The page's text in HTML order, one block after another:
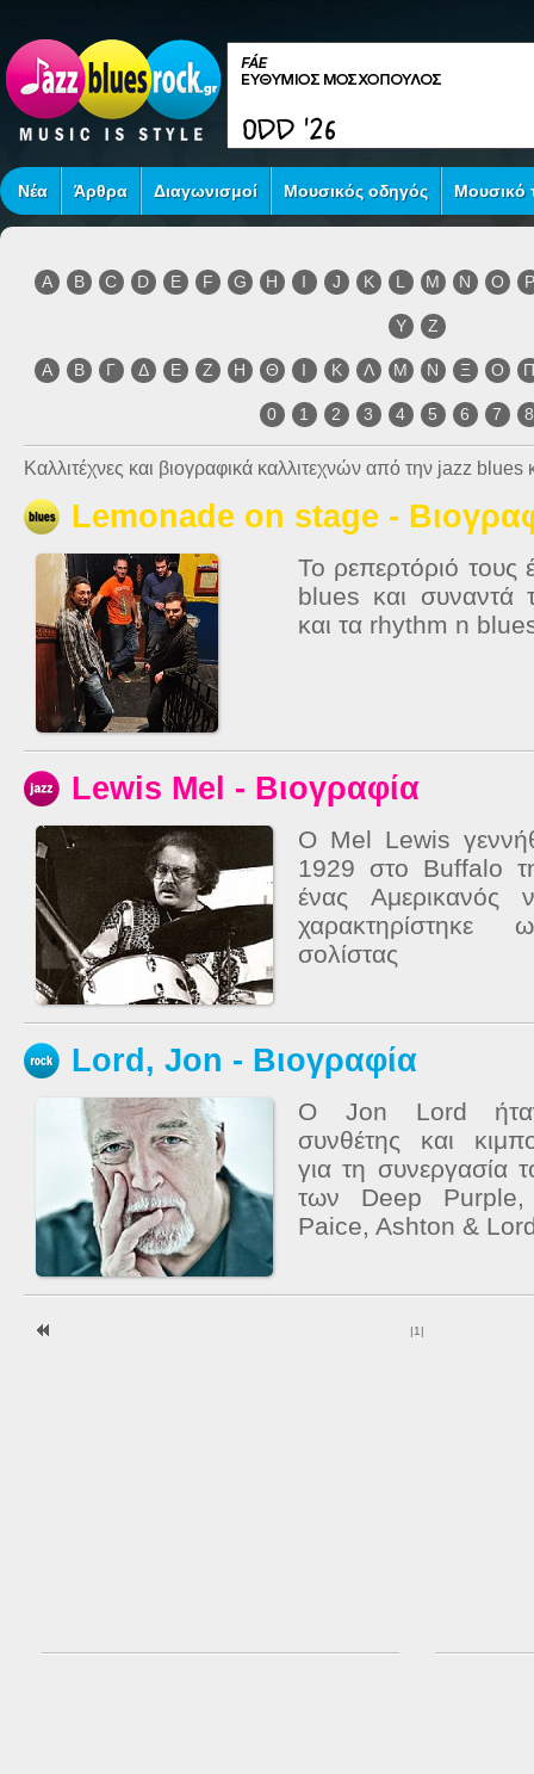
Νέα Άρθρα Διαγωνισμοί Μουσικός οδηγός Μουσικό
A B C D E F G H I J K L M N O P
Y Z
Α Β Γ Δ Ε Ζ Η Θ Ι Κ Λ Μ Ν Ξ Ο
0 1 2 3 4 5 6 7 8
Καλλιτέχνες και βιογραφικά καλλιτεχνών από την jazz blues
Lemonade on stage -
Το ρεπερτόριό τους
blues και συναντά
και τα rhythm n
Lewis Mel - Βιογραφία
Ο Mel Lewis
1929 στο Buffalo
ένας Αμερικανός
χαρακτηρίστηκε
σολίστας
Lord, Jon - Βιογραφία
Ο Jon Lord ήταν
συνθέτης και
για τη συνεργασία
των Deep
Paice, Ashton &
|1 |